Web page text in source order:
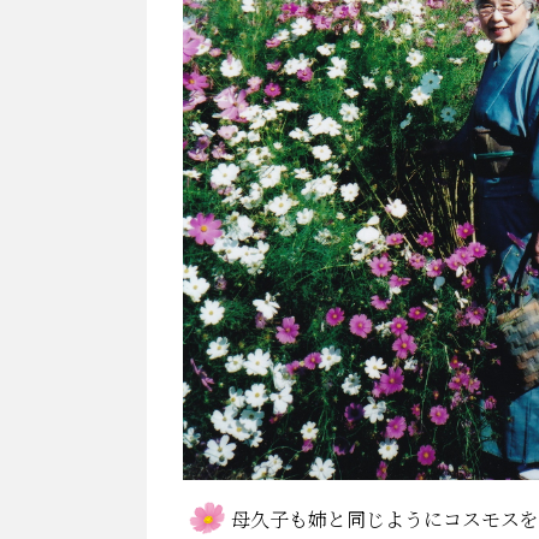
母久子も姉と同じようにコスモス